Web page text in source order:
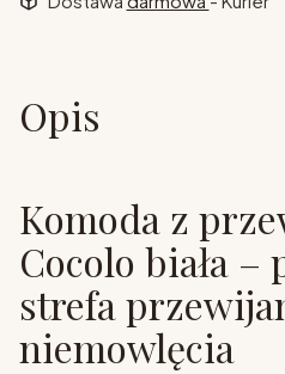
Opis
Komoda z
Cocolo biała –
strefa
niemowlęcia